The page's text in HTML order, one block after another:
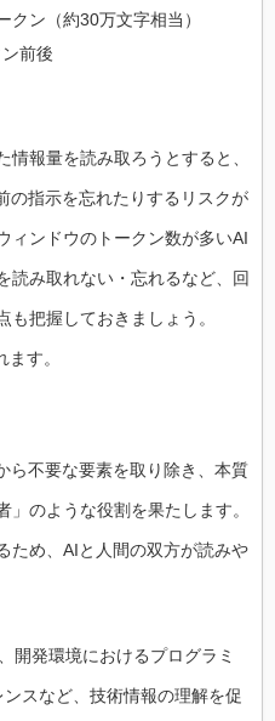
ン（約30万文字相当）
前後
報量を読み取ろうとすると、
の指示を忘れたりするリスクが
ィンドウのトークン数が多いAI
読み取れない・忘れるなど、回
把握しておきましょう。
す。
ら不要な要素を取り除き、本質
のような役割を果たします。
ため、AIと人間の双方が読みや
開発環境におけるプログラミ
スなど、技術情報の理解を促